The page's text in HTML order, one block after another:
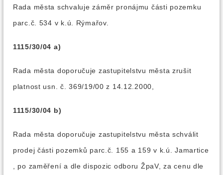
Rada města schvaluje záměr pronájmu části pozemku
parc.č. 534 v k.ú. Rýmařov.
1115/30/04 a)
Rada města doporučuje zastupitelstvu města zrušit
platnost usn. č. 369/19/00 z 14.12.2000,
1115/30/04 b)
Rada města doporučuje zastupitelstvu města schválit
prodej části pozemků parc.č. 155 a 159 v k.ú. Jamartice
, po zaměření a dle dispozic odboru ŽpaV, za cenu dle